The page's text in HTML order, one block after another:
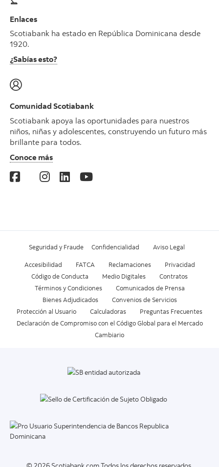
Enlaces
Scotiabank ha estado en República Dominicana desde
1920.
¿Sabías esto?
Comunidad Scotiabank
Scotiabank apoya las oportunidades para nuestros
niños, niñas y adolescentes, construyendo un futuro más
brillante para todos.
Conoce más
Seguridad y Fraude Confidencialidad Aviso Legal
Accesibilidad FATCA Reclamaciones
Privacidad
Código de Conducta
Medio Digitales
Contratos
Términos y Condiciones
Comunicados de Prensa
Bienes Adjudicados
Convenios de Servicios
Protección al Usuario
Calculadoras
Preguntas Frecuentes
Declaración de Compromiso con el Código Global para el Mercado
Cambiario